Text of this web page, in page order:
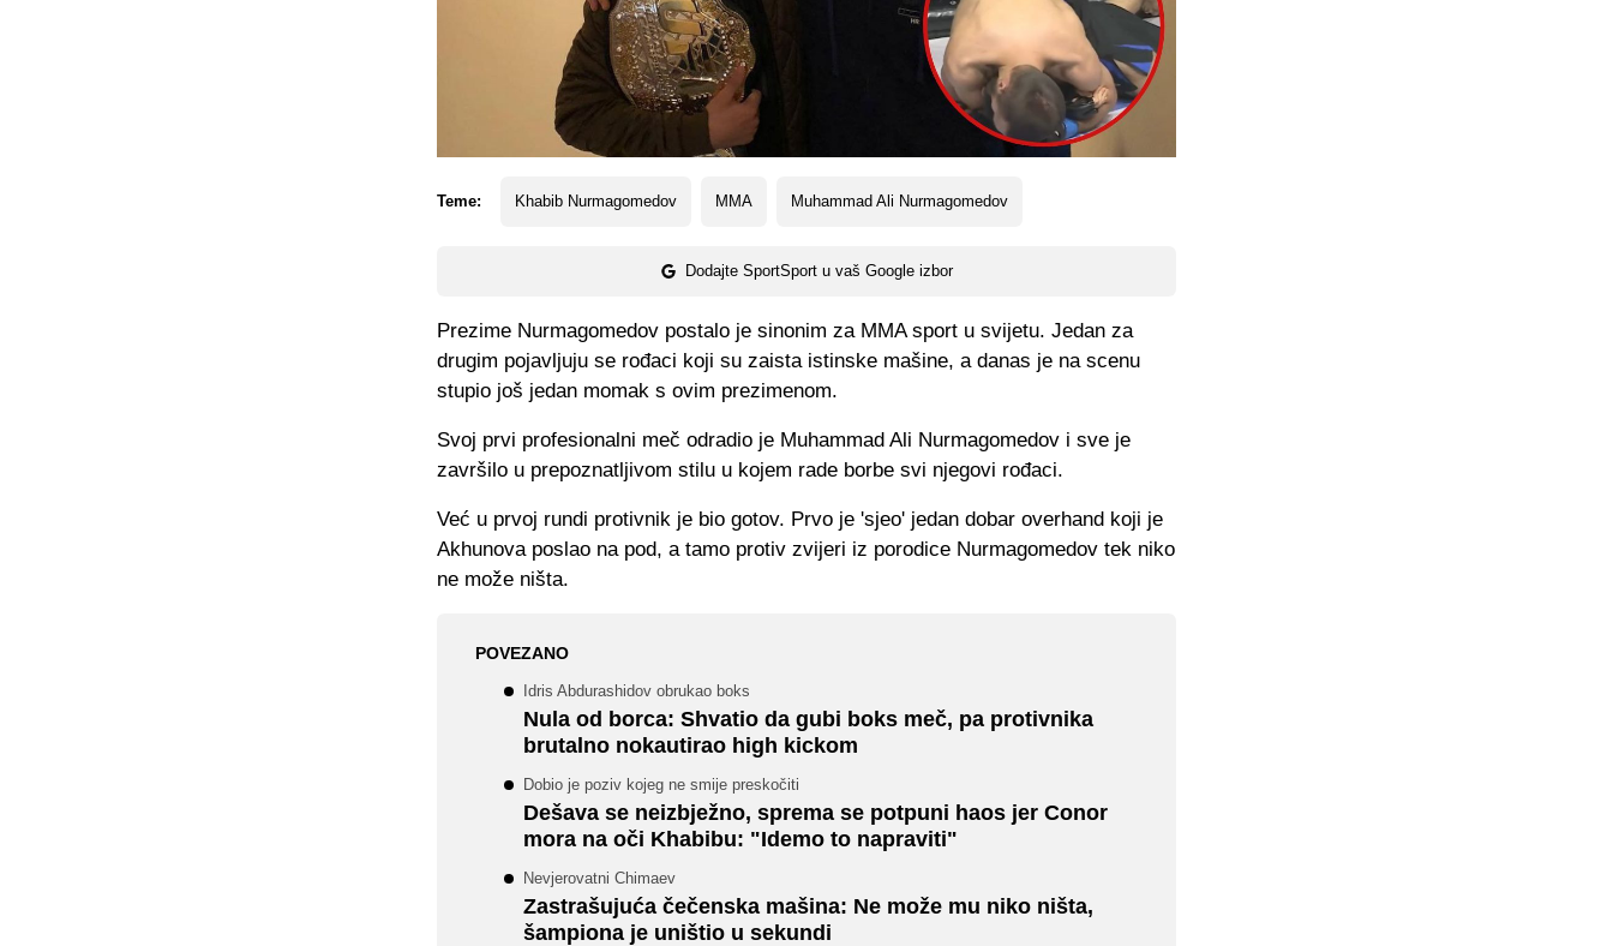
Teme: Khabib Nurmagomedov MMA Muhammad Ali Nurmagomedov
Dodajte SportSport u vaš Google izbor
Prezime Nurmagomedov postalo je sinonim za MMA sport u svijetu. Jedan za
drugim pojavljuju se rođaci koji su zaista istinske mašine, a danas je na scenu
stupio još jedan momak s ovim prezimenom.
Svoj prvi profesionalni meč odradio je Muhammad Ali Nurmagomedov i sve je
završilo u prepoznatljivom stilu u kojem rade borbe svi njegovi rođaci.
Već u prvoj rundi protivnik je bio gotov. Prvo je 'sjeo' jedan dobar overhand koji je
Akhunova poslao na pod, a tamo protiv zvijeri iz porodice Nurmagomedov tek niko
ne može ništa.
POVEZANO
Idris Abdurashidov obrukao boks
Nula od borca: Shvatio da gubi boks meč, pa protivnika
brutalno nokautirao high kickom
Dobio je poziv kojeg ne smije preskočiti
Dešava se neizbježno, sprema se potpuni haos jer Conor
mora na oči Khabibu: "Idemo to napraviti"
Nevjerovatni Chimaev
Zastrašujuća čečenska mašina: Ne može mu niko ništa,
šampiona je uništio u sekundi